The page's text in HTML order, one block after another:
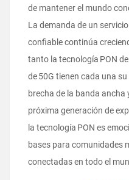
de mantener el mundo
La demanda de un
confiable continúa
tanto la tecnología PON
de 50G tienen cada una
brecha de la banda ancha
próxima generación de
la tecnología PON es
bases para comunidades
conectadas en todo el